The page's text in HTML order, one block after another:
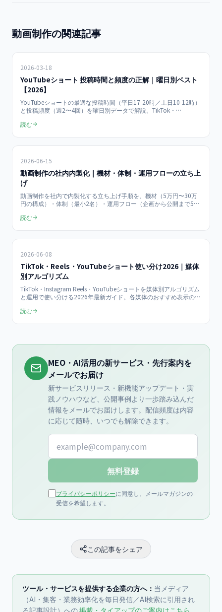
動画制作の関連記事
2026-03-18
YouTubeショート 投稿時間と頻度の正解｜曜日別ベスト
【2026】
YouTubeショートの最適な投稿時間（平日17-20時／土日10-12時）
と投稿頻度（週2〜4回）を曜日別データで解説。TikTok・
生数を伸ばす実践ガイド。
読む
2026-06-15
動画制作の社内内製化｜機材・体制・運用フローの立ち上
げ
動画制作を社内で内製化する立ち上げ手順を、機材（5万円〜30万
円の構成）・体制（最小2名）・運用フロー（企画から公開まで5ス
の作り方と、外注比較での費用対効果を2026年最新で中小企業向け
読む
2026-06-08
TikTok・Reels・YouTubeショート使い分け2026｜媒体
別アルゴリズム
TikTok・Instagram Reels・YouTubeショートを媒体別アルゴリズム
と運用で使い分ける2026年最新ガイド。各媒体のおすすめ表示の仕
的別の媒体選定、1本を3媒体へ展開する運用フロー、KPIまでを月
読む
MEO・AI活用の新サービス・先行案内を
メールでお届け
新サービスリリース・新機能アップデート・実
践ノウハウなど、公開事例より一歩踏み込んだ
情報をメールでお届けします。配信頻度は内容
に応じて随時、いつでも解除できます。
メールアドレス
無料登録
プライバシーポリシーに同意し、メールマガジンの
受信を希望します。
この記事をシェア
ツール・サービスを提供する企業の方へ： 当メディア
（AI・集客・業務効率化を毎日発信／AI検索に引用され
る記事設計）への掲載・タイアップのご案内はこちら